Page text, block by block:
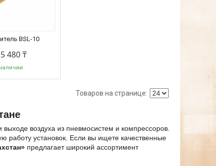
BSL-10
480 ₸
воздуха из пневмосистем и компрессоров.
установок. Если вы ищете качественные
предлагает широкий ассортимент